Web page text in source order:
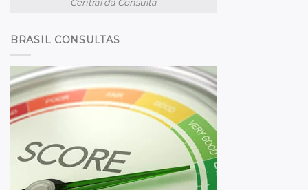
Central da Consulta
BRASIL CONSULTAS